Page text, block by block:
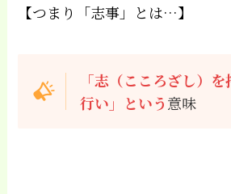
【つまり「志事」とは…】
「志（こころざし）
行い」という意味